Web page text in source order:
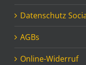
Datenschutz
AGBs
Online-Widerruf